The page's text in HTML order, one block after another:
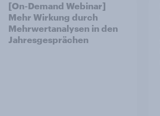
[On-Demand Webinar]
Mehr Wirkung durch
Mehrwertanalysen in den
Jahresgesprächen